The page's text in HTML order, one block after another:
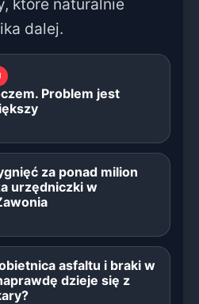
które naturalnie
dalej.
Problem jest
za ponad milion
urzędniczki w
asfaltu i braki w
dzieje się z